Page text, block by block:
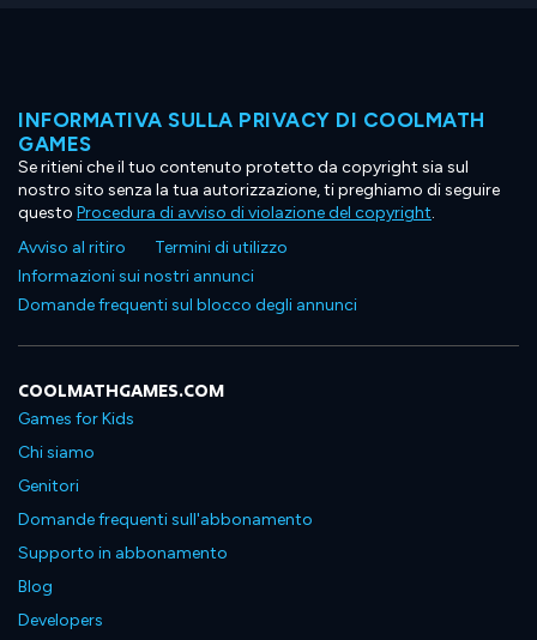
INFORMATIVA SULLA PRIVACY DI COOLMATH
GAMES
Se ritieni che il tuo contenuto protetto da copyright sia sul
nostro sito senza la tua autorizzazione, ti preghiamo di seguire
questo Procedura di avviso di violazione del copyright.
Avviso al ritiro
Termini di utilizzo
Informazioni sui nostri annunci
Domande frequenti sul blocco degli annunci
COOLMATHGAMES.COM
Games for Kids
Chi siamo
Genitori
Domande frequenti sull'abbonamento
Supporto in abbonamento
Blog
Developers